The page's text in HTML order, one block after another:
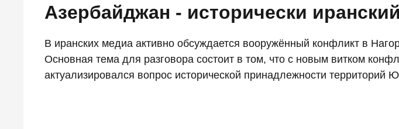
Азербайджан - исторически иранский
В иранских медиа активно обсуждается вооружённый конфликт в
Основная тема для разговора состоит в том, что с новым витком
актуализировался вопрос исторической принадлежности территорий